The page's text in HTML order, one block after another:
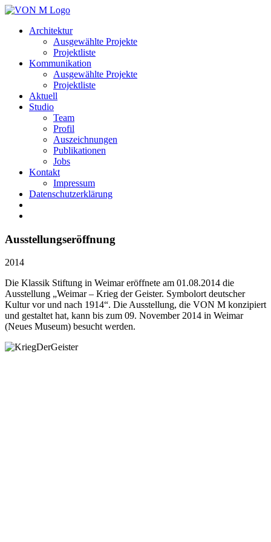
Architektur
Ausgewählte Projekte
Projektliste
Kommunikation
Ausgewählte Projekte
Projektliste
Aktuell
Studio
Team
Profil
Auszeichnungen
Publikationen
Jobs
Kontakt
Impressum
Datenschutzerklärung
Ausstellungseröffnung
2014
Die Klassik Stiftung in Weimar eröffnete am 01.08.2014 die
Ausstellung „Weimar – Krieg der Geister. Symbolort deutscher
Kultur vor und nach 1914“. Die Ausstellung, die VON M konzipiert
und gestaltet hat, kann bis zum 09. November 2014 in Weimar
(Neues Museum) besucht werden.